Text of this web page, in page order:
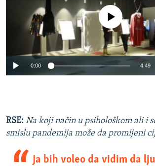
No media source currently
0:00 4:49
RSE: Na koji način u psihološkom ali i
smislu pandemija može da promijeni
Ja bih voleo da vidim da